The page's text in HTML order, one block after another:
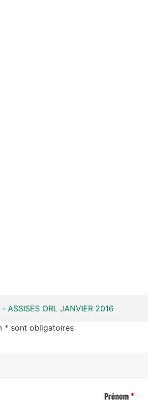
ASSISES ORL JANVIER 2016
* sont obligatoires
Prénom*